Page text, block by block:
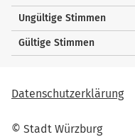
Ungültige Stimmen
Gültige Stimmen
Datenschutzerklärung
© Stadt Würzburg